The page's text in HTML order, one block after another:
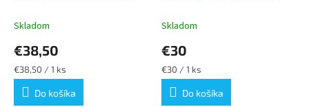
Skladom
€38,50
Jednotková
cena:
€38,50 / 1 ks
Do košíka
Skladom
€30
Jednotková
cena:
€30 / 1 ks
Do košíka